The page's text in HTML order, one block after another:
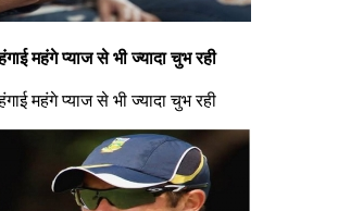
महंगे प्याज से भी ज्यादा चुभ रही
महंगे प्याज से भी ज्यादा चुभ रही